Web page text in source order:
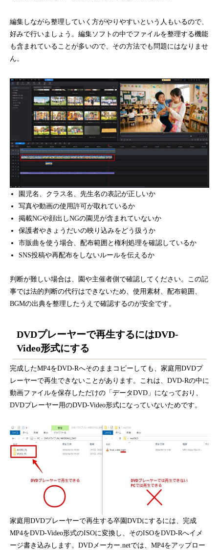
編集しながら整理していく方がやりやすいという人もいるので、
好みで行いましょう。編集ソフトの中でファイルを整理する機能
も含まれていることが多いので、その方法でも問題にはなりませ
ん。
園児名、クラス名、先生名の表記が正しいか
写真や動画の使用許可が取れているか
掲載NGや顔出しNGの園児が含まれていないか
保護者やきょうだいの映り込みをどう扱うか
市販曲を使う場合、配布範囲と権利処理を確認しているか
SNS投稿や再配布をしないルールを伝えるか
判断が難しい場合は、園や主催者側で確認してください。この記
事では法的判断の代行はできないため、使用素材、配布範囲、
BGMの出典を整理したうえで確認するのが安全です。
DVDプレーヤーで再生するにはDVD-
Video形式にする
完成したMP4をDVD-Rへそのままコピーしても、家庭用DVDプ
レーヤーで再生できないことがあります。これは、DVD-Rの中に
動画ファイルを保存しただけの「データDVD」になっており、
DVDプレーヤー用のDVD-Video形式になっていないためです。
家庭用DVDプレーヤーで再生する卒園DVDにするには、完成
MP4をDVD-Video形式のISOに変換し、そのISOをDVD-Rへイメ
ージ書き込みします。DVDメーカー.netでは、MP4をアップロー